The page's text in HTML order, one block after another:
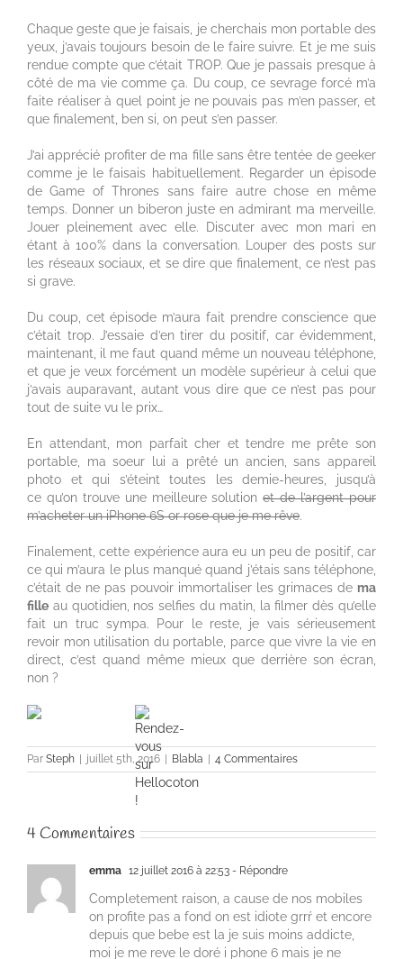
Chaque geste que je faisais, je cherchais mon portable des
yeux, j’avais toujours besoin de le faire suivre. Et je me suis
rendue compte que c’était TROP. Que je passais presque à
côté de ma vie comme ça. Du coup, ce sevrage forcé m’a
faite réaliser à quel point je ne pouvais pas m’en passer, et
que finalement, ben si, on peut s’en passer.
J’ai apprécié profiter de ma fille sans être tentée de geeker
comme je le faisais habituellement. Regarder un épisode
de Game of Thrones sans faire autre chose en même
temps. Donner un biberon juste en admirant ma merveille.
Jouer pleinement avec elle. Discuter avec mon mari en
étant à 100% dans la conversation. Louper des posts sur
les réseaux sociaux, et se dire que finalement, ce n’est pas
si grave.
Du coup, cet épisode m’aura fait prendre conscience que
c’était trop. J’essaie d’en tirer du positif, car évidemment,
maintenant, il me faut quand même un nouveau téléphone,
et que je veux forcément un modèle supérieur à celui que
j’avais auparavant, autant vous dire que ce n’est pas pour
tout de suite vu le prix…
En attendant, mon parfait cher et tendre me prête son
portable, ma soeur lui a prêté un ancien, sans appareil
photo et qui s’éteint toutes les demie-heures, jusqu’à
ce qu’on trouve une meilleure solutionet de l’argent pour
m’acheter un iPhone 6S or rose que je me rêve.
Finalement, cette expérience aura eu un peu de positif, car
ce qui m’aura le plus manqué quand j’étais sans téléphone,
c’était de ne pas pouvoir immortaliser les grimaces de ma
fille au quotidien, nos selfies du matin, la filmer dès qu’elle
fait un truc sympa. Pour le reste, je vais sérieusement
revoir mon utilisation du portable, parce que vivre la vie en
direct, c’est quand même mieux que derrière son écran,
non ?
Par Steph | juillet 5th, 2016 | Blabla | 4 Commentaires
4 Commentaires
emma 12 juillet 2016 à 22:53 - Répondre
Completement raison, a cause de nos mobiles
on profite pas a fond on est idiote grrŕ et encore
depuis que bebe est la je suis moins addicte,
moi je me reve le doré i phone 6 mais je ne